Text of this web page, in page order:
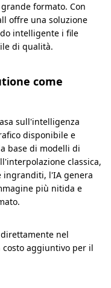
formato. Con
offre una soluzione
intelligente i file
di qualità.
come
sull'intelligenza
disponibile e
base di modelli di
classica,
ingranditi, l'IA genera
più nitida e
nel
costo aggiuntivo per il